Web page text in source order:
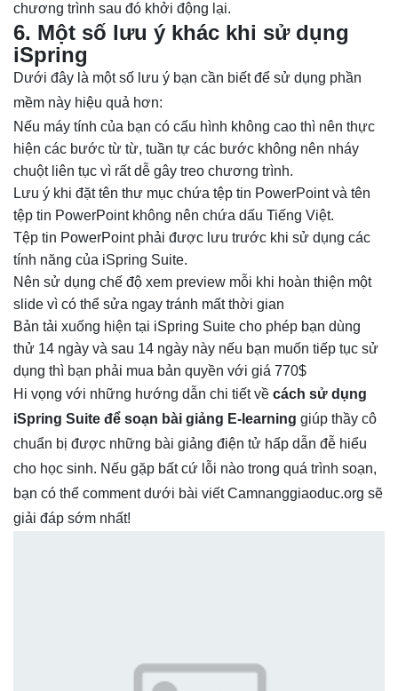
chương trình sau đó khởi động lại.
6. Một số lưu ý khác khi sử dụng
iSpring
Dưới đây là một số lưu ý bạn cần biết để sử dụng phần
mềm này hiệu quả hơn:
Nếu máy tính của bạn có cấu hình không cao thì nên thực
hiện các bước từ từ, tuần tự các bước không nên nháy
chuột liên tục vì rất dễ gây treo chương trình.
Lưu ý khi đặt tên thư mục chứa tệp tin PowerPoint và tên
tệp tin PowerPoint không nên chứa dấu Tiếng Việt.
Tệp tin PowerPoint phải được lưu trước khi sử dụng các
tính năng của iSpring Suite.
Nên sử dụng chế độ xem preview mỗi khi hoàn thiện một
slide vì có thể sửa ngay tránh mất thời gian
Bản tải xuống hiện tại iSpring Suite cho phép bạn dùng
thử 14 ngày và sau 14 ngày này nếu bạn muốn tiếp tục sử
dụng thì bạn phải mua bản quyền với giá 770$
Hi vọng với những hướng dẫn chi tiết về cách sử dụng
iSpring Suite để soạn bài giảng E-learning giúp thầy cô
chuẩn bị được những bài giảng điện tử hấp dẫn đễ hiểu
cho học sinh. Nếu gặp bất cứ lỗi nào trong quá trình soạn,
bạn có thể comment dưới bài viết Camnanggiaoduc.org sẽ
giải đáp sớm nhất!